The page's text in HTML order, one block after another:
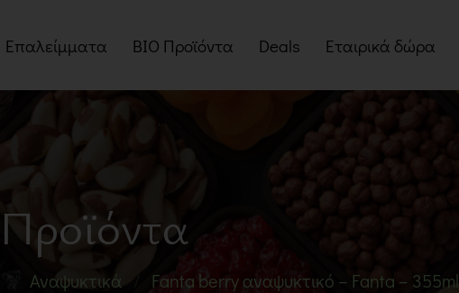
Επαλείμματα
Μαρμελάδες
Μέλια
BIO Προϊόντα Deals
Mystery Boxes
Εταιρικά δώρα
Προϊόντα
Αναψυκτικά Fanta berry αναψυκτικό – Fanta – 355ml